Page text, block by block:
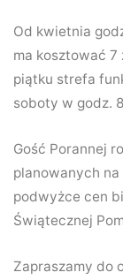
Od kwietnia
ma kosztować 7
piątku strefa
soboty w godz.
Gość Porannej
planowanych
podwyżce cen
Świątecznej
Zapraszamy do